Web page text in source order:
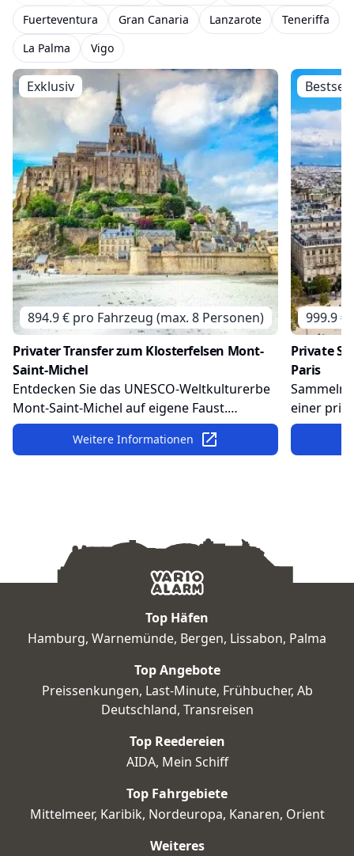
Fuerteventura
Gran Canaria Lanzarote
Teneriffa
La Palma
Vigo
894.9€ pro Fahrzeug (max. 8 Personen)
Exklusiv
Privater Transfer zum Klosterfelsen Mont-
Saint-Michel
Entdecken Sie das UNESCO-Weltkulturerbe
Mont-Saint-Michel auf eigene Faust.
Machen Sie einen Spaziergang durch das
mittelalterliche Dorf und besichtigen Sie die
Weitere Informationen
999.9€
Private
Paris
Sammeln
einer
Ihr
Top Häfen
Hamburg, Warnemünde, Bergen, Lissabon, Palma
Top Angebote
Preissenkungen, Last-Minute, Frühbucher, Ab
Deutschland, Transreisen
Top Reedereien
AIDA, Mein Schiff
Top Fahrgebiete
Mittelmeer, Karibik, Nordeuropa, Kanaren, Orient
Weiteres